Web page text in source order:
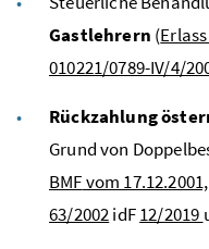
Gastlehrern (
010221/0789-IV/4/
Rückzahlung
Grund von
BMFvom
63/2002idF12/2019